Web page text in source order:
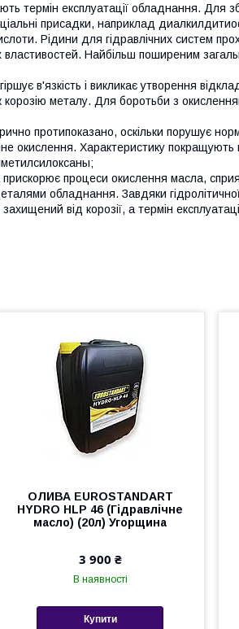
термін експлуатації обладнання. Для
присадки, наприклад
Рідини для гідравлічних систем
властивостей. Найбільш поширеним
в'язкість і викликає утворення
корозію металу. Для боротьби з
протипоказано, оскільки порушує
окислення. Характеристику покращують
процеси окислення масла,
обладнання. Завдяки гідролітичної
від корозії, а термін
ОЛИВА EUROSTANDART
HYDRO HLP 46 (Гідравлічне
масло) (20л) Угорщина
3 900 ₴
В наявності
Купити